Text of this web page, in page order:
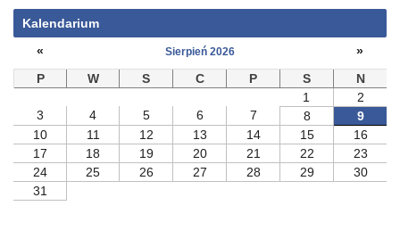
Kalendarium
«
Sierpień 2026
»
P
W S C P S
N
1
2
3
4 5 6 7 8
9
10
11 12 13 14 15
16
17
18 19 20 21 22
23
24
25 26 27 28 29
30
31